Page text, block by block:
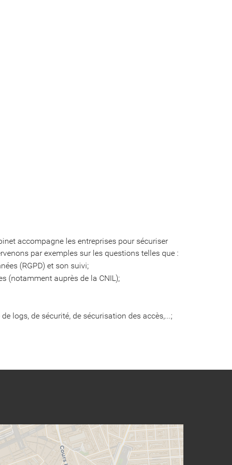
accompagne les entreprises pour sécuriser
par exemples sur les questions telles que :
(RGPD) et son suivi;
(notamment auprès de la CNIL);
logs, de sécurité, de sécurisation des accès,...;